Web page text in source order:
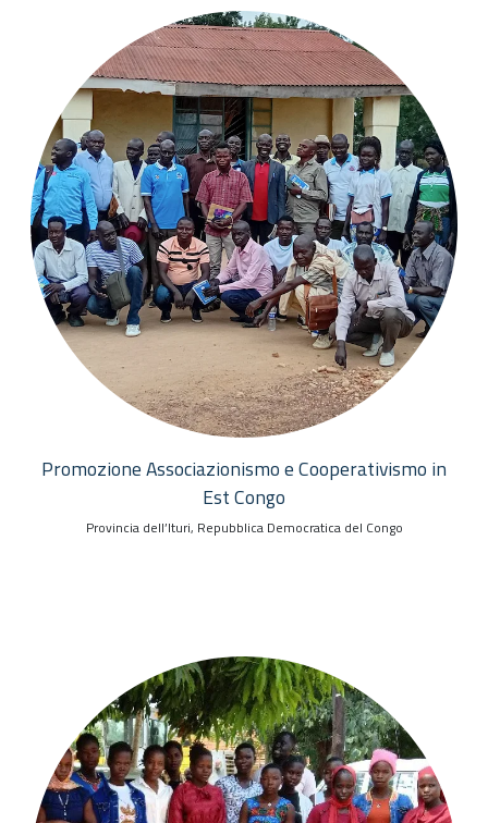
Promozione Associazionismo e Cooperativismo in
Est Congo
Provincia dell’Ituri, Repubblica Democratica del Congo